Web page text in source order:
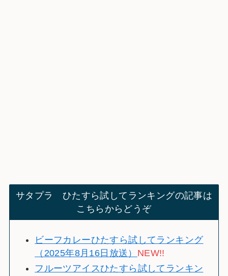
サタプラ ひたすら試してランキングの記事は
こちらからどうぞ
ビーフカレーひたすら試してランキング
（2025年8月16日放送） NEW!!
フルーツアイスひたすら試してランキン